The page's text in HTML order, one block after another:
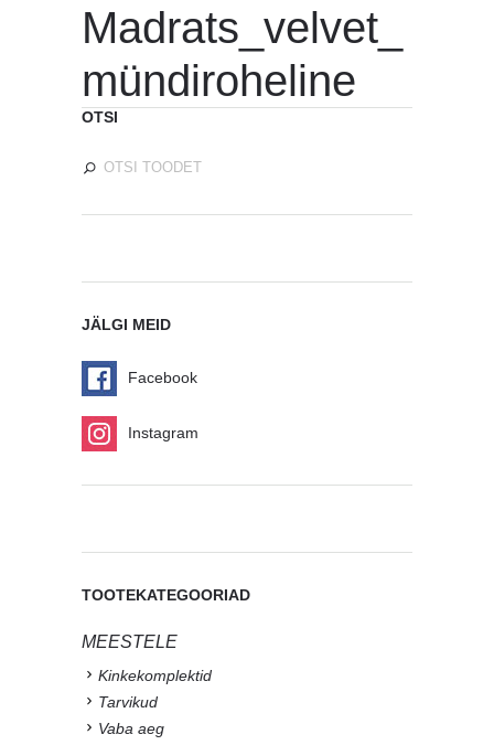
Madrats_velvet_
mündiroheline
OTSI
JÄLGI MEID
Facebook
Instagram
TOOTEKATEGOORIAD
MEESTELE
Kinkekomplektid
Tarvikud
Vaba aeg